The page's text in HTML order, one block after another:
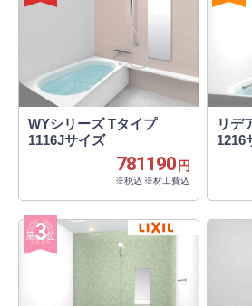
WYシリーズ Tタイプ
1116Jサイズ
781190 円
※税込 ※材工費込
リ
1216